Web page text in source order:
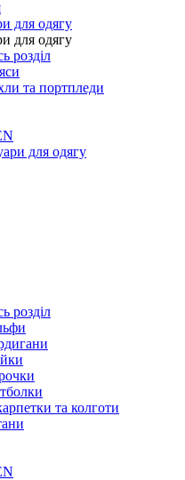
для одягу
для одягу
розділ
та портпледи
розділ
та колготи